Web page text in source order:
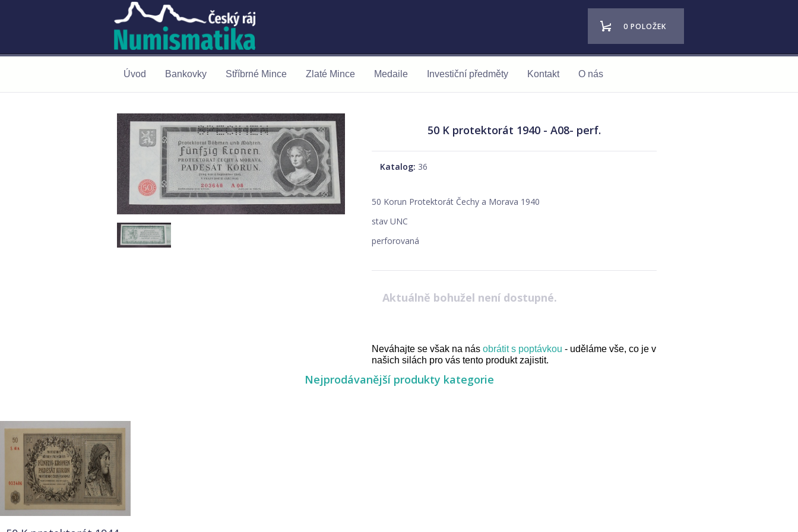
0 POLOŽEK
Úvod Bankovky Stříbrné Mince Zlaté Mince Medaile Investiční předměty Kontakt O nás
50 K protektorát 1940 - A08- perf.
Katalog: 36
50 Korun Protektorát Čechy a Morava 1940
stav UNC
perforovaná
Aktuálně bohužel není dostupné.
Neváhajte se však na nás obrátit s poptávkou - uděláme vše, co je v
našich silách pro vás tento produkt zajistit.
Nejprodávanější produkty kategorie